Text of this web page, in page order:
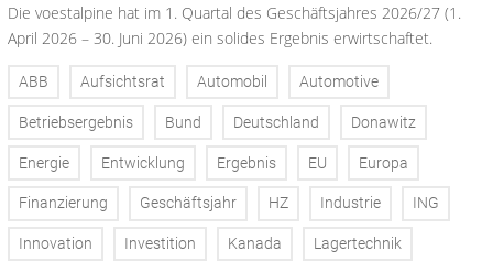
Die voestalpine hat im 1. Quartal des Geschäftsjahres 2026/27 (1.
April 2026 – 30. Juni 2026) ein solides Ergebnis erwirtschaftet.
ABB Aufsichtsrat Automobil Automotive
Betriebsergebnis Bund Deutschland Donawitz
Energie Entwicklung Ergebnis EU Europa
Finanzierung Geschäftsjahr HZ Industrie ING
Innovation Investition Kanada Lagertechnik